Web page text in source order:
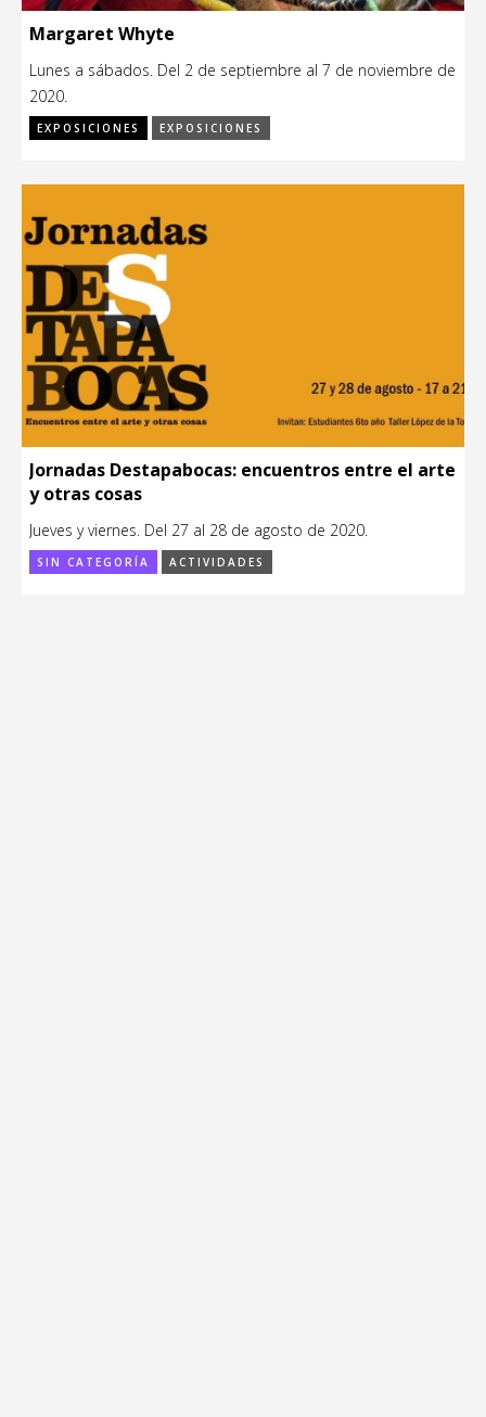
Margaret Whyte
Lunes a sábados. Del 2 de septiembre al 7 de noviembre de
2020.
EXPOSICIONES EXPOSICIONES
Jornadas Destapabocas: encuentros entre el arte
y otras cosas
Jueves y viernes. Del 27 al 28 de agosto de 2020.
SIN CATEGORÍA ACTIVIDADES